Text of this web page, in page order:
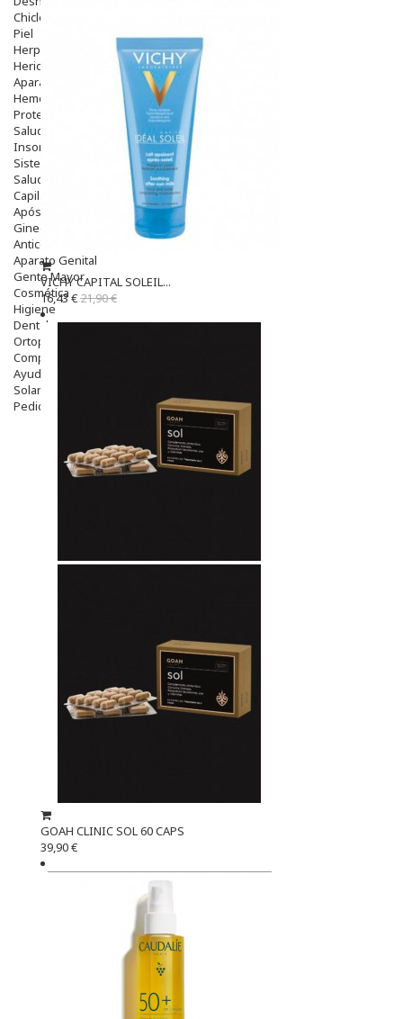
Chicles
Piel
Herpes Y Hongos
Heridas Y úlceras
Aparato Genital
Hemorroides
Protectores Y Emolientes
Salud
Insomnio
Sistema Nervioso
Salud Bucodental
Capilar
Apósitos
Ginecología
Anticonceptivos
Aparato Genital
Gente Mayor
Cosmética
Higiene
Dentales
Ortopedia
Complementos Nutricionales.
Ayudas
Solares
Pedido express
VICHY CAPITAL SOLEIL...
16,43 €21,90 €
GOAH CLINIC SOL 60 CAPS
39,90 €